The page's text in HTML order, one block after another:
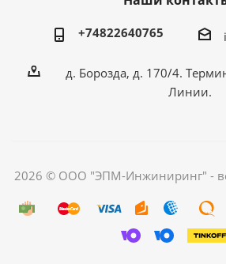
+74822640765
д. Борозда, д. 170/4.
Линии.
2026 © ООО "ЭПМ-Инжиниринг" -